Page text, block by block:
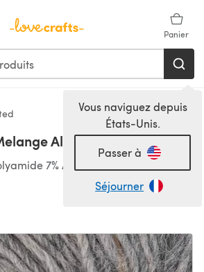
Panier
Vous naviguez depuis
États-Unis.
Passer à
Séjourner
Alpaca Aran
7% Acrylique 3% Viscose,